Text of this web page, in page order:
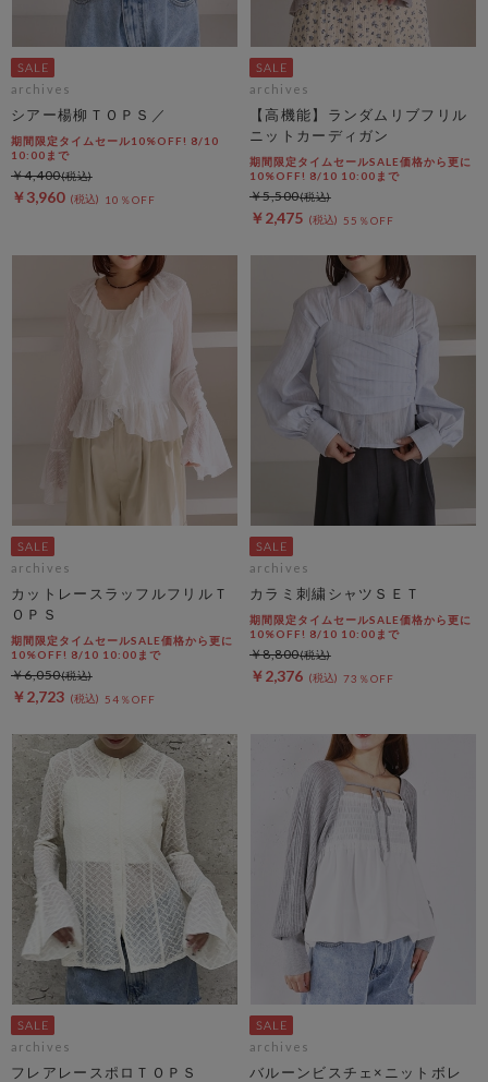
archives
シアー楊柳ＴＯＰＳ／
期間限定タイムセール10%OFF! 8/10
10:00まで
￥3,960 10％OFF
￥4,400
archives
【高機能】ランダムリブフリル
ニットカーディガン
期間限定タイムセールSALE価格から更に
10%OFF! 8/10 10:00まで
￥2,475 55％OFF
￥5,500
archives
カットレースラッフルフリルＴ
ＯＰＳ
期間限定タイムセールSALE価格から更に
10%OFF! 8/10 10:00まで
￥2,723 54％OFF
￥6,050
archives
カラミ刺繍シャツＳＥＴ
期間限定タイムセールSALE価格から更に
10%OFF! 8/10 10:00まで
￥2,376 73％OFF
￥8,800
archives
フレアレースポロＴＯＰＳ
archives
バルーンビスチェ×ニットボレ